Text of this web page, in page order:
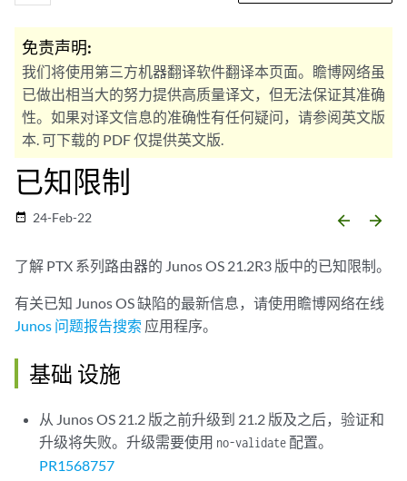
免责声明:
我们将使用第三方机器翻译软件翻译本页面。瞻博网络虽
已做出相当大的努力提供高质量译文，但无法保证其准确
性。如果对译文信息的准确性有任何疑问，请参阅英文版
本. 可下载的 PDF 仅提供英文版.
已知限制
date_range 24-Feb-22 arrow_backward arrow_forward
了解 PTX 系列路由器的 Junos OS 21.2R3 版中的已知限制。
有关已知 Junos OS 缺陷的最新信息，请使用瞻博网络在线
Junos 问题报告搜索 应用程序。
基础 设施
从 Junos OS 21.2 版之前升级到 21.2 版及之后，验证和
升级将失败。升级需要使用 no-validate 配置。
PR1568757